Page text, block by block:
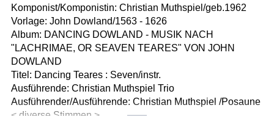
Komponist/Komponistin: Christian Muthspiel/geb.1962
Vorlage: John Dowland/1563 - 1626
Album: DANCING DOWLAND - MUSIK NACH
"LACHRIMAE, OR SEAVEN TEARES" VON JOHN
DOWLAND
Titel: Dancing Teares : Seven/instr.
Ausführende: Christian Muthspiel Trio
Ausführender/Ausführende: Christian Muthspiel /Posaune